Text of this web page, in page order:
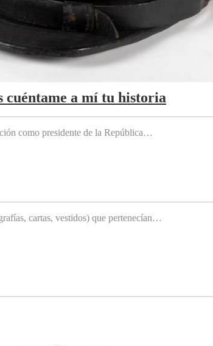
cuéntame a mí tu historia
como presidente de la República…
cartas, vestidos) que pertenecían…